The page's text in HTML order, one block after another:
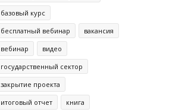
базовый курс
бесплатный вебинар
вакансия
вебинар
видео
государственный сектор
закрытие проекта
итоговый отчет
книга